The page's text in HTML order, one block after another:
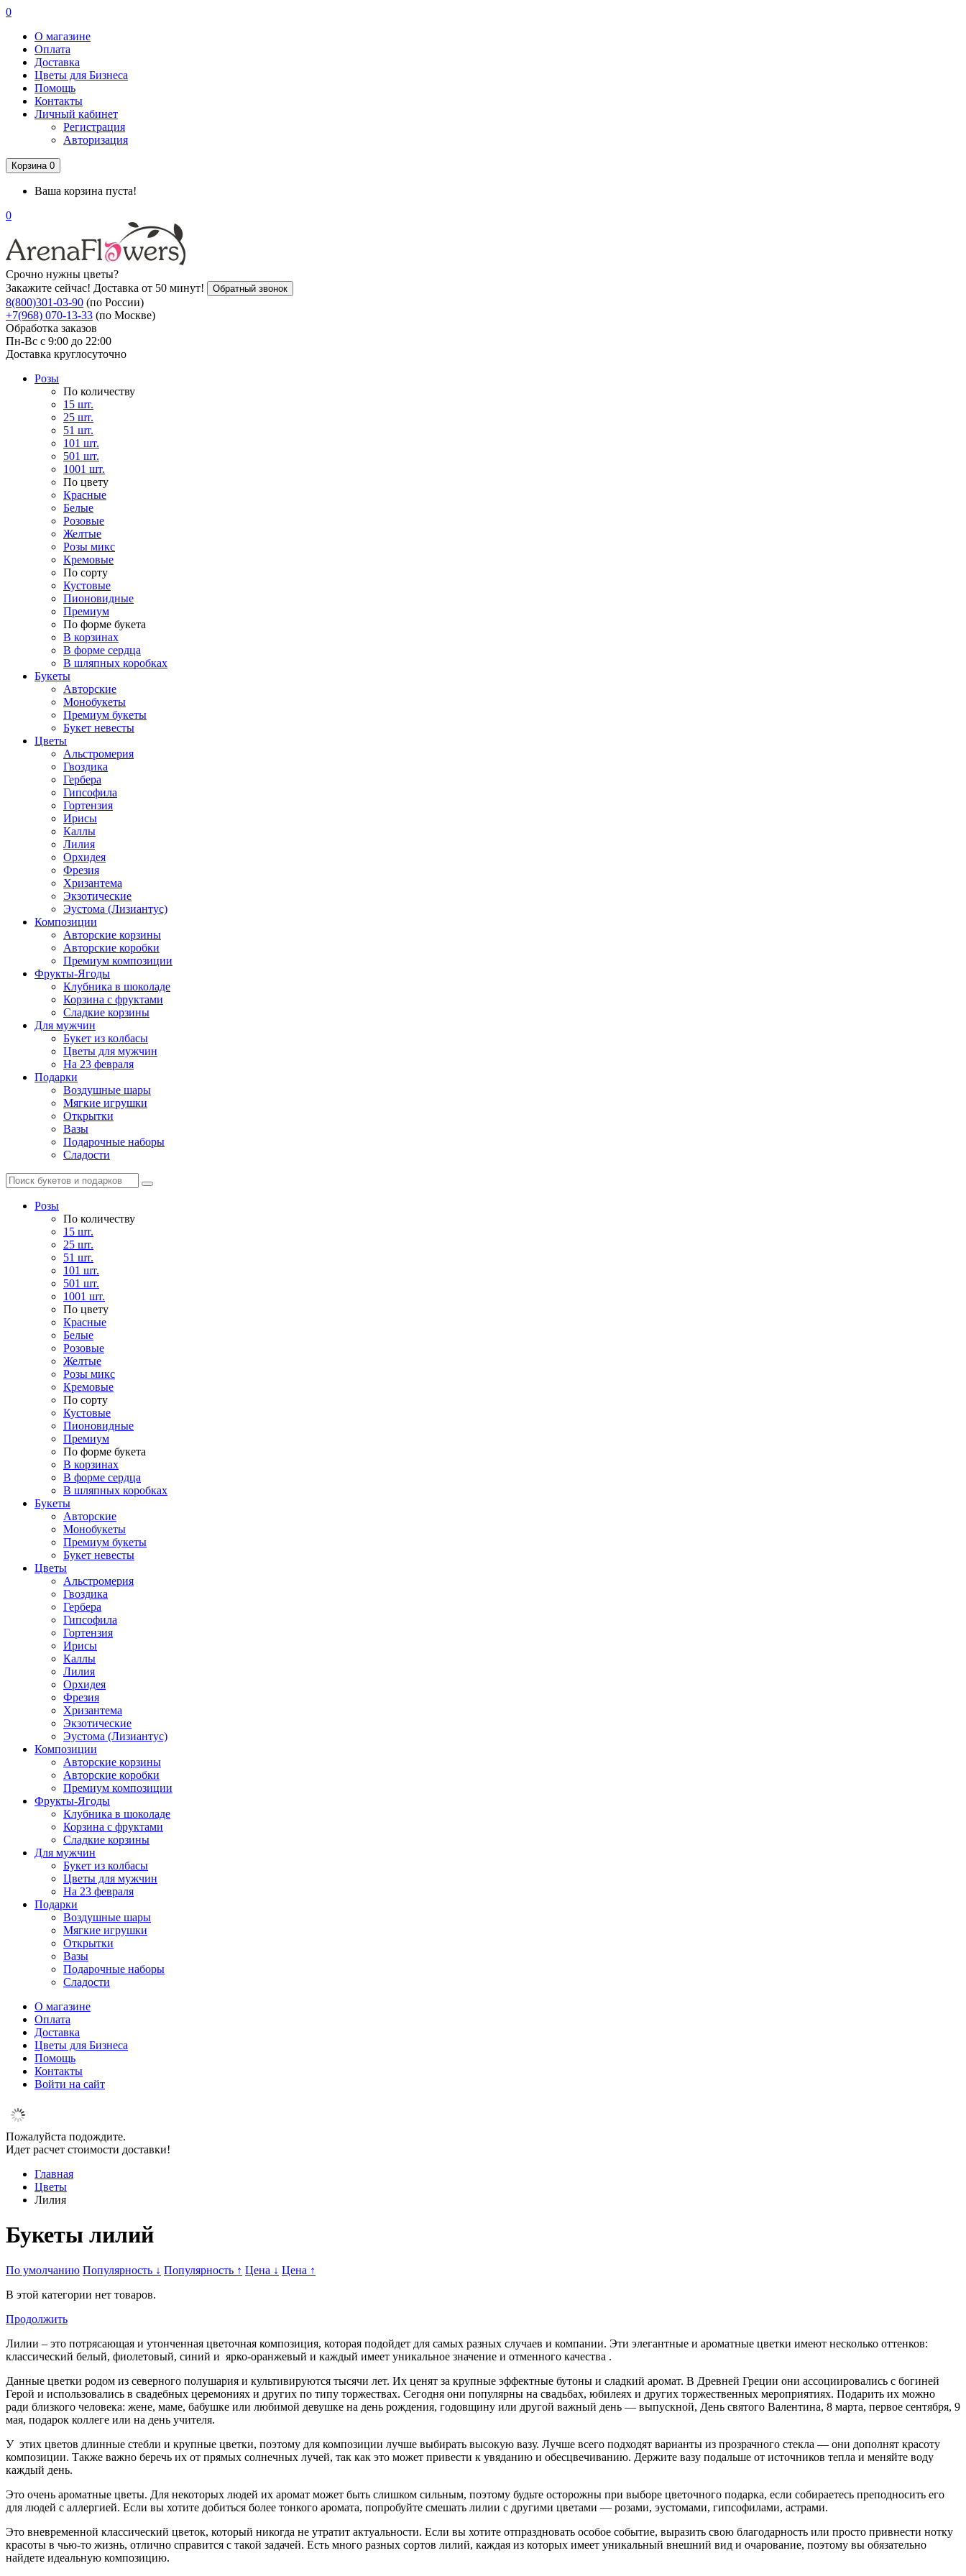
0
О магазине
Оплата
Доставка
Цветы для Бизнеса
Помощь
Контакты
Личный кабинет
Регистрация
Авторизация
Корзина 0
Ваша корзина пуста!
0
Срочно нужны цветы?
Закажите сейчас! Доставка от 50 минут!
Обратный звонок
8(800)301-03-90 (по России)
+7(968) 070-13-33 (по Москве)
Обработка заказов
Пн-Вс с 9:00 до 22:00
Доставка круглосуточно
Розы
По количеству
15 шт.
25 шт.
51 шт.
101 шт.
501 шт.
1001 шт.
По цвету
Красные
Белые
Розовые
Желтые
Розы микс
Кремовые
По сорту
Кустовые
Пионовидные
Премиум
По форме букета
В корзинах
В форме сердца
В шляпных коробках
Букеты
Авторские
Монобукеты
Премиум букеты
Букет невесты
Цветы
Альстромерия
Гвоздика
Гербера
Гипсофила
Гортензия
Ирисы
Каллы
Лилия
Орхидея
Фрезия
Хризантема
Экзотические
Эустома (Лизиантус)
Композиции
Авторские корзины
Авторские коробки
Премиум композиции
Фрукты-Ягоды
Клубника в шоколаде
Корзина с фруктами
Сладкие корзины
Для мужчин
Букет из колбасы
Цветы для мужчин
На 23 февраля
Подарки
Воздушные шары
Мягкие игрушки
Открытки
Вазы
Подарочные наборы
Сладости
Розы
По количеству
15 шт.
25 шт.
51 шт.
101 шт.
501 шт.
1001 шт.
По цвету
Красные
Белые
Розовые
Желтые
Розы микс
Кремовые
По сорту
Кустовые
Пионовидные
Премиум
По форме букета
В корзинах
В форме сердца
В шляпных коробках
Букеты
Авторские
Монобукеты
Премиум букеты
Букет невесты
Цветы
Альстромерия
Гвоздика
Гербера
Гипсофила
Гортензия
Ирисы
Каллы
Лилия
Орхидея
Фрезия
Хризантема
Экзотические
Эустома (Лизиантус)
Композиции
Авторские корзины
Авторские коробки
Премиум композиции
Фрукты-Ягоды
Клубника в шоколаде
Корзина с фруктами
Сладкие корзины
Для мужчин
Букет из колбасы
Цветы для мужчин
На 23 февраля
Подарки
Воздушные шары
Мягкие игрушки
Открытки
Вазы
Подарочные наборы
Сладости
О магазине
Оплата
Доставка
Цветы для Бизнеса
Помощь
Контакты
Войти на сайт
Пожалуйста подождите.
Идет расчет стоимости доставки!
Главная
Цветы
Лилия
Букеты лилий
По умолчанию Популярность ↓ Популярность ↑ Цена ↓ Цена ↑
В этой категории нет товаров.
Продолжить
Лилии – это потрясающая и утонченная цветочная композиция, которая подойдет для самых разных случаев и компании. Эти элегантные и ароматные цветки имеют несколько оттенков:
классический белый, фиолетовый, синий и ярко-оранжевый и каждый имеет уникальное значение и отменного качества .
Данные цветки родом из северного полушария и культивируются тысячи лет. Их ценят за крупные эффектные бутоны и сладкий аромат. В Древней Греции они ассоциировались с богиней
Герой и использовались в свадебных церемониях и других по типу торжествах. Сегодня они популярны на свадьбах, юбилеях и других торжественных мероприятиях. Подарить их можно
ради близкого человека: жене, маме, бабушке или любимой девушке на день рождения, годовщину или другой важный день — выпускной, День святого Валентина, 8 марта, первое сентября, 9
мая, подарок коллеге или на день учителя.
У этих цветов длинные стебли и крупные цветки, поэтому для композиции лучше выбирать высокую вазу. Лучше всего подходят варианты из прозрачного стекла — они дополнят красоту
композиции. Также важно беречь их от прямых солнечных лучей, так как это может привести к увяданию и обесцвечиванию. Держите вазу подальше от источников тепла и меняйте воду
каждый день.
Это очень ароматные цветы. Для некоторых людей их аромат может быть слишком сильным, поэтому будьте осторожны при выборе цветочного подарка, если собираетесь преподносить его
для людей с аллергией. Если вы хотите добиться более тонкого аромата, попробуйте смешать лилии с другими цветами — розами, эустомами, гипсофилами, астрами.
Это вневременной классический цветок, который никогда не утратит актуальности. Если вы хотите отпраздновать особое событие, выразить свою благодарность или просто привнести нотку
красоты в чью-то жизнь, отлично справится с такой задачей. Есть много разных сортов лилий, каждая из которых имеет уникальный внешний вид и очарование, поэтому вы обязательно
найдете идеальную композицию.